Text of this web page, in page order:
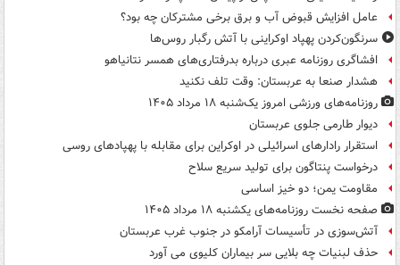
عامل افزایش قبوض آب و برق برخی مشترکان چه بود؟
سرنگون‌کردن پهپاد اوکراینی با آتش رگبار روس‌ها
افشاگری روزنامه عبری درباره بدرفتاری‌های همسر نتانیاهو
هشدار صنعا به عربستان: وقت تلف نکنید
روزنامه‌های ورزشی امروز یک‌شنبه ۱۸ مرداد ۱۴۰۵
دیوار طارمی جلوی عربستان
استقرار رادارهای اسرائیلی در اوکراین برای مقابله با پهپادهای روسی
درخواست پنتاگون برای تولید سریع سلاح
مقاومت یمن؛ دو خیز اساسی
صفحه نخست روزنامه‌های یکشنبه ۱۸ مرداد ۱۴۰۵
آتش‌سوزی در تأسیسات آرامکو در جنوب غرب عربستان
حذف لبنیات چه بلایی سر بیماران کلیوی می آورد